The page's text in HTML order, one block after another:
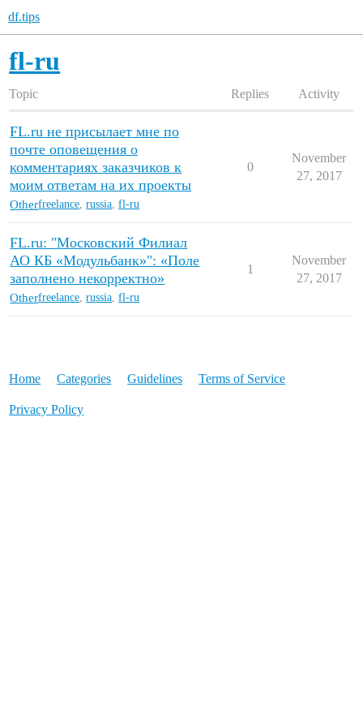
df.tips
fl-ru
Topic Replies Activity
FL.ru не присылает мне по
почте оповещения о
комментариях заказчиков к
моим ответам на их проекты
Otherfreelance,russia,fl-ru
0
November
27, 2017
FL.ru: "Московский Филиал
АО КБ «Модульбанк»": «Поле
заполнено некорректно»
Otherfreelance,russia,fl-ru
1
November
27, 2017
Home Categories Guidelines Terms of Service
Privacy Policy